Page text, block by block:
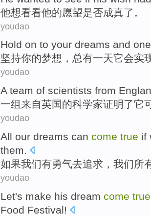
他想看看他的愿望是否成真了。
youdao
Hold on to your dreams and one
坚持你的梦想 ， 总有一天它会实
youdao
A team of scientists from
一组来自英国的科学家证明了它
youdao
All our dreams can come true if
them.
如果我们有勇气去追求 ， 我们所
youdao
Let's make his dream come true
Food Festival!